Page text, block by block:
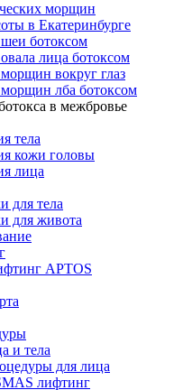
морщин
в Екатеринбурге
ботоксом
лица ботоксом
вокруг глаз
лба ботоксом
в межбровье
тела
кожи головы
лица
для тела
для живота
APTOS
и тела
для лица
лифтинг